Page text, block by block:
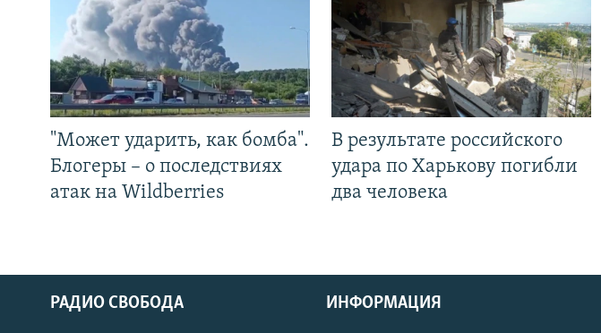
"Может ударить, как бомба".
Блогеры – о последствиях
атак на Wildberries
В результате российского
удара по Харькову погибли
два человека
РАДИО СВОБОДА ИНФОРМАЦИЯ